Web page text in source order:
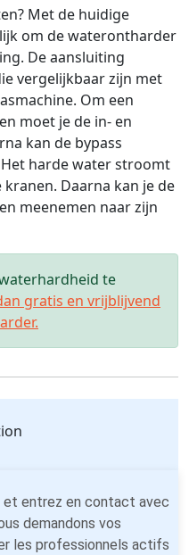
Met de huidige
om de waterontharder
De aansluiting
vergelijkbaar zijn met
Om een
moet je de in- en
kan de bypass
harde water stroomt
Daarna kan je de
meenemen naar zijn
te
gratis en vrijblijvend
et entrez en contact avec
demandons vos
les professionnels actifs